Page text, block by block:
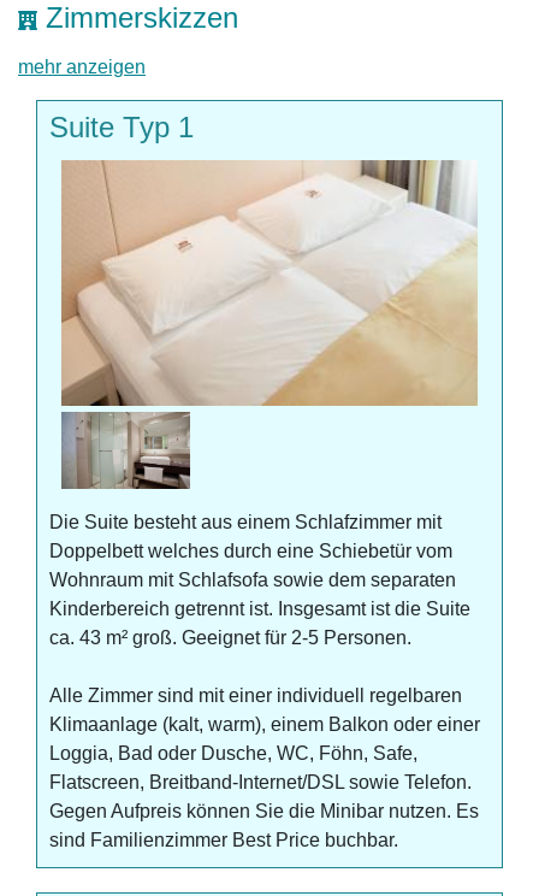
Zimmerskizzen
mehr anzeigen
Suite Typ 1
Die Suite besteht aus einem Schlafzimmer mit
Doppelbett welches durch eine Schiebetür vom
Wohnraum mit Schlafsofa sowie dem separaten
Kinderbereich getrennt ist. Insgesamt ist die Suite
ca. 43 m² groß. Geeignet für 2-5 Personen.
Alle Zimmer sind mit einer individuell regelbaren
Klimaanlage (kalt, warm), einem Balkon oder einer
Loggia, Bad oder Dusche, WC, Föhn, Safe,
Flatscreen, Breitband-Internet/DSL sowie Telefon.
Gegen Aufpreis können Sie die Minibar nutzen. Es
sind Familienzimmer Best Price buchbar.